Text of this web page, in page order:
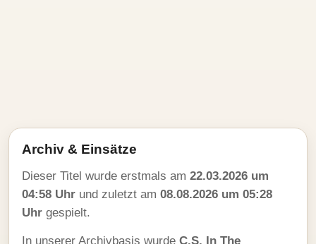
Archiv & Einsätze
Dieser Titel wurde erstmals am 22.03.2026 um
04:58 Uhr und zuletzt am 08.08.2026 um 05:28
Uhr gespielt.
In unserer Archivbasis wurde C.S. In The